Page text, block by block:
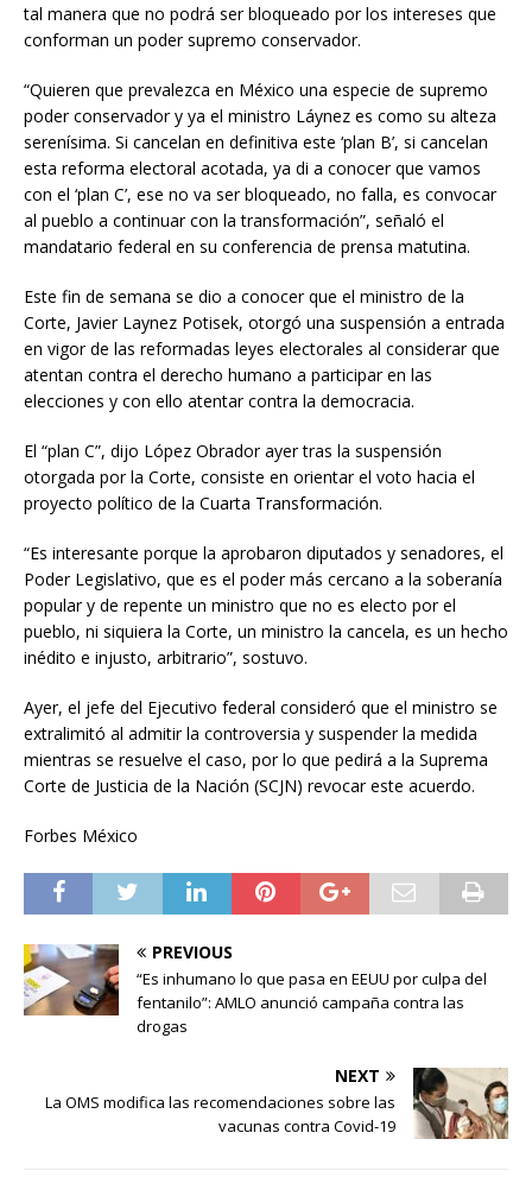
tal manera que no podrá ser bloqueado por los intereses que
conforman un poder supremo conservador.
“Quieren que prevalezca en México una especie de supremo
poder conservador y ya el ministro Láynez es como su alteza
serenísima. Si cancelan en definitiva este ‘plan B’, si cancelan
esta reforma electoral acotada, ya di a conocer que vamos
con el ‘plan C’, ese no va ser bloqueado, no falla, es convocar
al pueblo a continuar con la transformación”, señaló el
mandatario federal en su conferencia de prensa matutina.
Este fin de semana se dio a conocer que el ministro de la
Corte, Javier Laynez Potisek, otorgó una suspensión a entrada
en vigor de las reformadas leyes electorales al considerar que
atentan contra el derecho humano a participar en las
elecciones y con ello atentar contra la democracia.
El “plan C”, dijo López Obrador ayer tras la suspensión
otorgada por la Corte, consiste en orientar el voto hacia el
proyecto político de la Cuarta Transformación.
“Es interesante porque la aprobaron diputados y senadores, el
Poder Legislativo, que es el poder más cercano a la soberanía
popular y de repente un ministro que no es electo por el
pueblo, ni siquiera la Corte, un ministro la cancela, es un hecho
inédito e injusto, arbitrario”, sostuvo.
Ayer, el jefe del Ejecutivo federal consideró que el ministro se
extralimitó al admitir la controversia y suspender la medida
mientras se resuelve el caso, por lo que pedirá a la Suprema
Corte de Justicia de la Nación (SCJN) revocar este acuerdo.
Forbes México
PREVIOUS
“Es inhumano lo que pasa en EEUU por culpa del
fentanilo”: AMLO anunció campaña contra las
drogas
NEXT
La OMS modifica las recomendaciones sobre las
vacunas contra Covid-19